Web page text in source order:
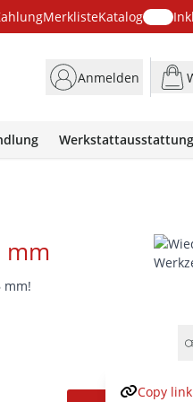
MerklisteKatalog
Anmelden
Werkstattausstattung
mm
mm!
Copy link